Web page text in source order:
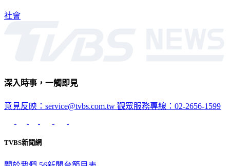
社會
深入時事，一觸即見
意見反映：service@tvbs.com.tw 觀眾服務專線：02-2656-1599
TVBS新聞網